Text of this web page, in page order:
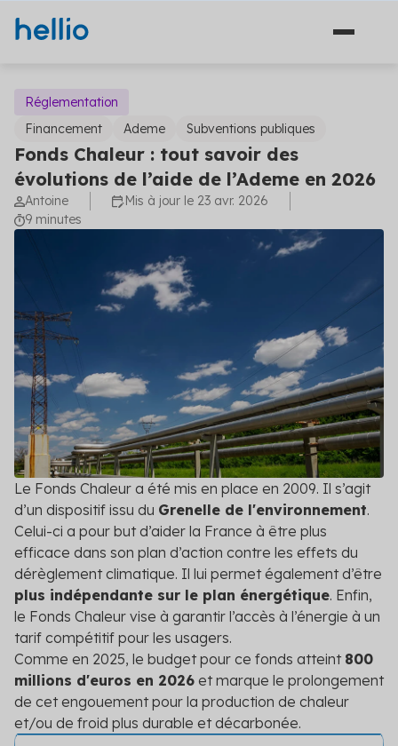
Solutions
Financement
Décarbonation
Travaux
Solutions financement (5)
Valorisez vos opérations d’économies
d’énergie avec les CEE
Hellio vous aide dans le montage de vos dossiers
CEE
Subventions publiques
Trouvez les financements pour vos opérations
d'économies d'énergie
Contrat de Performance Énergétique
Fixez un objectif clair d'efficacité énergétique sur
une durée déterminée
Professionnels : devenez partenaire
Hellio
Obtenez les primes CEE pour vos chantiers de
rénovation
Secteurs
Copropriété
Logement social
Particuliers
Professionnels du bâtiment
Secteur public
Tertiaire
Transport
Voir tous les secteurs
Découvrez Hellio
Apprenez-en davantage sur notre équipe et ce qui
nous anime
Aides et financements
Nos experts décryptent pour vous les aides
disponibles et adaptées
Nos engagements
Nos valeurs nous poussent à aller plus loin dans la
Calendrier réglementaire
Découvrez les dernières actualités réglementaires
Références
Consultez les retours d'expérience d'industriels,
d'entreprises et de nos autres clients
Communiqués de presse
Les dernières actualités concernant la maîtrise de
l'énergie
Événements
Découvrez tous les événements auxquels Hellio
participe
Réglementation
Nous détaillons ici les dernières réglementations et
leur impact
Conseils
Nos experts vous donnent leurs conseils en
maîtrise de l'énergie
Voir toutes les actualités
Carrières
Contact
Réglementation
Fonds Chaleur : tout savoir des
évolutions de l’aide de l’Ademe en 2026
Financement Ademe Subventions publiques
Antoine
Mis à jour le 23 avr. 2026
9 minutes
Le Fonds Chaleur a été mis en place en 2009. Il s’agit
d’un dispositif issu du Grenelle de l'environnement.
Celui-ci a pour but d’aider la France à être plus
efficace dans son plan d’action contre les effets du
dérèglement climatique. Il lui permet également d’être
plus indépendante sur le plan énergétique. Enfin,
le Fonds Chaleur vise à garantir l’accès à l’énergie à un
tarif compétitif pour les usagers.
Comme en 2025, le budget pour ce fonds atteint 800
millions d'euros en 2026 et marque le prolongement
de cet engouement pour la production de chaleur
et/ou de froid plus durable et décarbonée.